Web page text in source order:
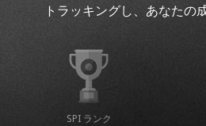
トラッキングし、あなたの
SPI ランク